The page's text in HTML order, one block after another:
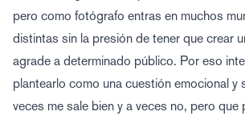
pero como fotógrafo entras en muchos
distintas sin la presión de tener que crear
agrade a determinado público. Por eso
plantearlo como una cuestión emocional y
veces me sale bien y a veces no, pero que